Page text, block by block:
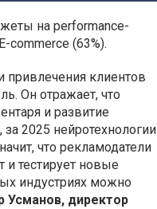
на performance-
commerce (63%).
привлечения клиентов
Он отражает, что
и развитие
2025 нейротехнологии
что рекламодатели
тестирует новые
индустриях можно
Усманов, директор